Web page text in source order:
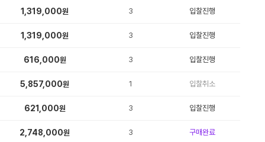
1,319,000원 3 입찰진행
1,319,000원 3 입찰진행
616,000원 3 입찰진행
5,857,000원 1 입찰취소
621,000원 3 입찰진행
2,748,000원 3 구매완료